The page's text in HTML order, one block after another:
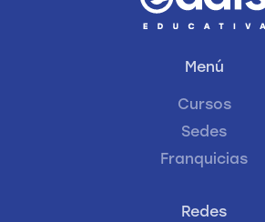
Menú
Cursos
Sedes
Franquicias
Redes